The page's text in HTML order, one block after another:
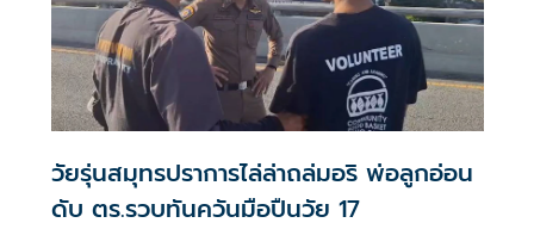
วัยรุ่นสมุทรปราการไล่ล่าถล่มอริ พ่อลูกอ่อน
ดับ ตร.รวบทันควันมือปืนวัย 17